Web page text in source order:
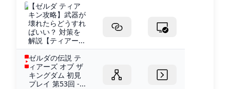
【ゼルダ ティア
キン攻略】武器が
壊れたらどうすれ
ばいい？ 対策を
解説【ティアー...
ゼルダの伝説 テ
ィアーズ オブ ザ
キングダム 初見
プレイ 第53回 -...